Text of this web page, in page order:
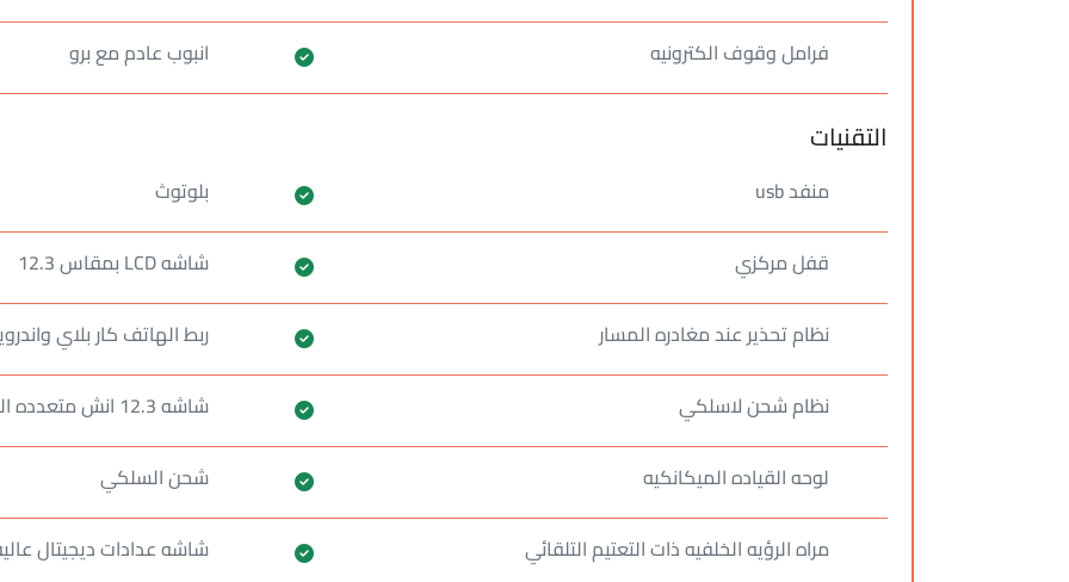
فرامل وقوف الكترونيه
انبوب عادم مع برو
التقنيات
منفد usb
بلوتوث
قفل مركزي
شاشه LCD بمقاس 12.3
نظام تحذير عند مغادره المسار
ربط الهاتف كار بلاي
نظام شحن لاسلكي
شاشه 12.3 انش متعدده الوسائط
لوحه القياده الميكانكيه
شحن السلكي
مراه الرؤيه الخلفيه ذات التعتيم التلقائي
شاشه عدادات ديجيتال عاليه